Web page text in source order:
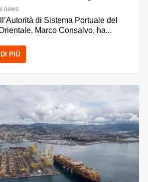
news
di Sistema Portuale del
Marco Consalvo, ha...
PIÙ